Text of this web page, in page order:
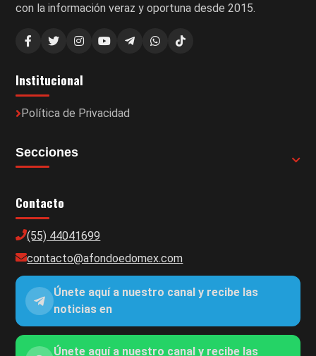
con la información veraz y oportuna desde 2015.
Institucional
Política de Privacidad
Secciones
Contacto
(55) 44041699
contacto@afondoedomex.com
Únete aquí a nuestro canal y recibe las
noticias en
Únete aquí a nuestro canal y recibe las